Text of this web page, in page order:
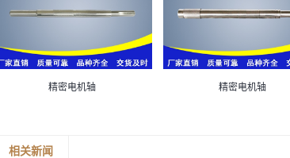
精密电机轴 精密电机轴
相关新闻